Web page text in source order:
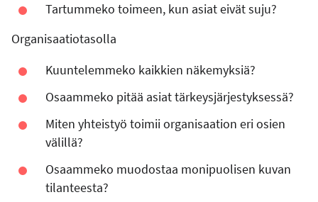
Tartummeko toimeen, kun asiat eivät suju?
Organisaatiotasolla
Kuuntelemmeko kaikkien näkemyksiä?
Osaammeko pitää asiat tärkeysjärjestyksessä?
Miten yhteistyö toimii organisaation eri osien
välillä?
Osaammeko muodostaa monipuolisen kuvan
tilanteesta?